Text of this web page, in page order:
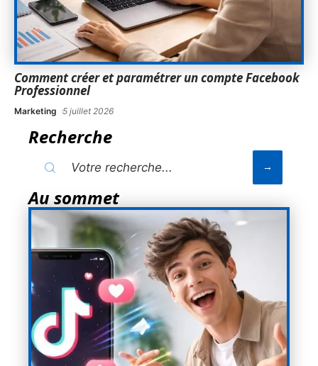
Comment créer et paramétrer un compte Facebook
Professionnel
Marketing 5 juillet 2026
Recherche
Au sommet